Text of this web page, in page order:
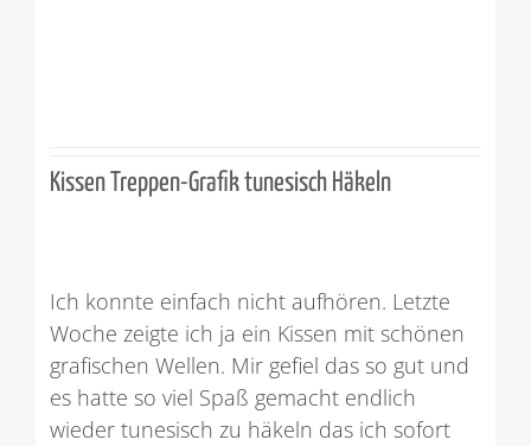
Kissen Treppen-Grafik tunesisch Häkeln
Ich konnte einfach nicht aufhören. Letzte
Woche zeigte ich ja ein Kissen mit schönen
grafischen Wellen. Mir gefiel das so gut und
es hatte so viel Spaß gemacht endlich
wieder tunesisch zu häkeln das ich sofort